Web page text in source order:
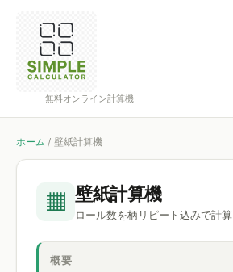
無料オンライン計算機
ホーム / 壁紙計算機
▦ 壁紙計算機
ロール数を柄リピート込みで計算
概要